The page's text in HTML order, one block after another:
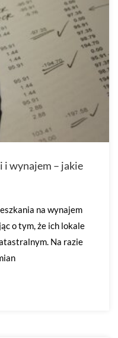
i wynajem – jakie
na wynajem
o tym, że ich lokale
Na razie